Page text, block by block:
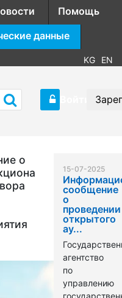
Помощь
данные
KG EN
о
15-07-2025
сообщение
о
проведении
открытого
ау...
агентство
по
управлению